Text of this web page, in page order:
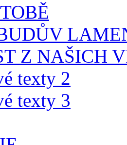
Z NAŠICH
texty 2
texty 3